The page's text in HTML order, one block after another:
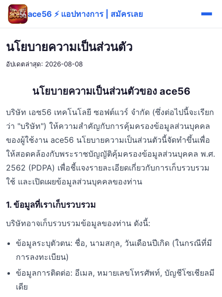
ace56 ⚡ แอปทางการ | สมัครเลย
นโยบายความเป็นส่วนตัว
อัปเดตล่าสุด: 2026-08-08
นโยบายความเป็นส่วนตัวของ ace56
บริษัท เอซ56 เทคโนโลยี ซอฟต์แวร์ จำกัด (ซึ่งต่อไปนี้จะเรียก
ว่า "บริษัท") ให้ความสำคัญกับการคุ้มครองข้อมูลส่วนบุคคล
ของผู้ใช้งาน ace56 นโยบายความเป็นส่วนตัวนี้จัดทำขึ้นเพื่อ
ให้สอดคล้องกับพระราชบัญญัติคุ้มครองข้อมูลส่วนบุคคล พ.ศ.
2562 (PDPA) เพื่อชี้แจงรายละเอียดเกี่ยวกับการเก็บรวบรวม
ใช้ และเปิดเผยข้อมูลส่วนบุคคลของท่าน
1. ข้อมูลที่เราเก็บรวบรวม
บริษัทอาจเก็บรวบรวมข้อมูลของท่าน ดังนี้:
ข้อมูลระบุตัวตน: ชื่อ, นามสกุล, วันเดือนปีเกิด (ในกรณีที่มี
การลงทะเบียน)
ข้อมูลการติดต่อ: อีเมล, หมายเลขโทรศัพท์, บัญชีโซเชียลมี
เดีย